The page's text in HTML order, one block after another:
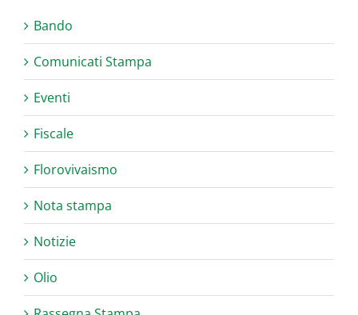
Bando
Comunicati Stampa
Eventi
Fiscale
Florovivaismo
Nota stampa
Notizie
Olio